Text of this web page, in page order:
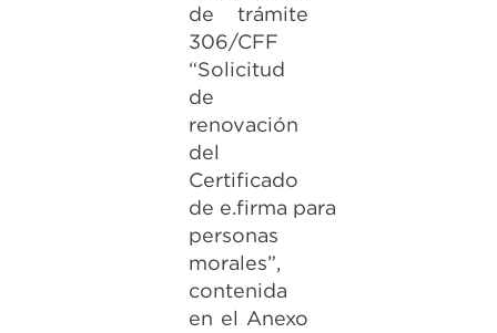
de trámite
306/CFF
“Solicitud
de
renovación
del
Certificado
de e.firma para
personas
morales”,
contenida
en el Anexo